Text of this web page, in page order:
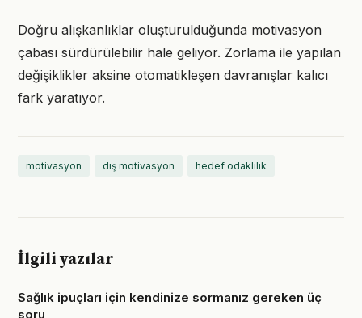
Doğru alışkanlıklar oluşturulduğunda motivasyon
çabası sürdürülebilir hale geliyor. Zorlama ile yapılan
değişiklikler aksine otomatikleşen davranışlar kalıcı
fark yaratıyor.
motivasyon dış motivasyon hedef odaklılık
İlgili yazılar
Sağlık ipuçları için kendinize sormanız gereken üç
soru